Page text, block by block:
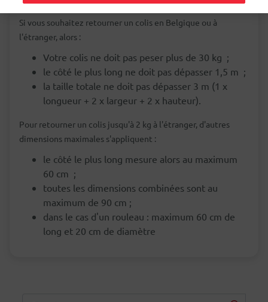
Si vous souhaitez retourner un colis en Belgique ou à
l'étranger, alors :
Votre colis ne doit pas peser plus de 30 kg ;
le côté le plus long ne doit pas dépasser 1,5 m ;
la taille totale ne doit pas dépasser 3 m (1 x
longueur + 2 x largeur + 2 x hauteur).
Pour retourner un colis jusqu'à 2 kg à l'étranger, d'autres
dimensions maximales s'appliquent :
le côté le plus long mesure alors au maximum
60 cm ;
toutes les dimensions combinées sont au
maximum de 90 cm ;
dans le cas d'un rouleau : maximum 60 cm de
long et 20 cm de diamètre